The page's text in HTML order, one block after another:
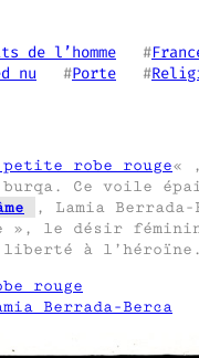
de l’homme
   #
nu
   #
Porte
   #
robe rouge«
Ce voile
, Lamia
», le désir
à l’héroïne.
rouge
Berrada-Berca